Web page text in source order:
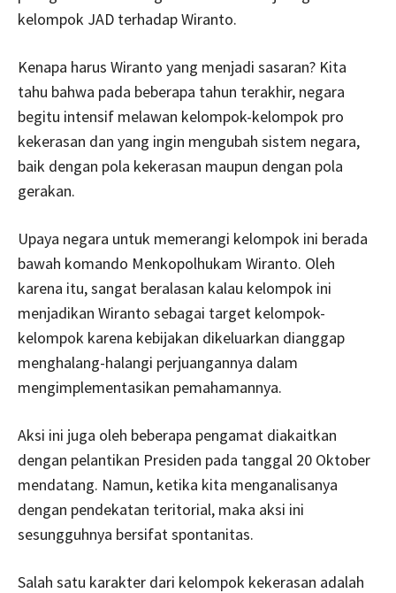
kelompok JAD terhadap Wiranto.
Kenapa harus Wiranto yang menjadi sasaran? Kita
tahu bahwa pada beberapa tahun terakhir, negara
begitu intensif melawan kelompok-kelompok pro
kekerasan dan yang ingin mengubah sistem negara,
baik dengan pola kekerasan maupun dengan pola
gerakan.
Upaya negara untuk memerangi kelompok ini berada
bawah komando Menkopolhukam Wiranto. Oleh
karena itu, sangat beralasan kalau kelompok ini
menjadikan Wiranto sebagai target kelompok-
kelompok karena kebijakan dikeluarkan dianggap
menghalang-halangi perjuangannya dalam
mengimplementasikan pemahamannya.
Aksi ini juga oleh beberapa pengamat diakaitkan
dengan pelantikan Presiden pada tanggal 20 Oktober
mendatang. Namun, ketika kita menganalisanya
dengan pendekatan teritorial, maka aksi ini
sesungguhnya bersifat spontanitas.
Salah satu karakter dari kelompok kekerasan adalah